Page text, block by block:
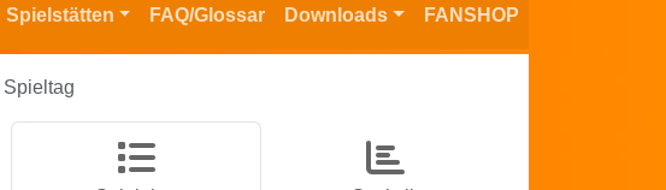
Spielstätten FAQ/Glossar Downloads FANSHOP
Spieltag